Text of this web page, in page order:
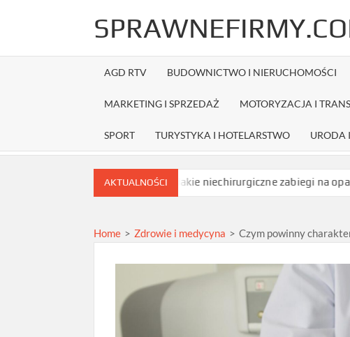
AGD RTV BUDOWNICTWO I NIERUCHOMOŚCI
MARKETING I SPRZEDAŻ MOTORYZACJA I
SPORT TURYSTYKA I HOTELARSTWO URODA
AKTUALNOŚCI
Jakie niechirurgiczne zabiegi na opadające
Home > Zdrowie i medycyna > Czym powinny